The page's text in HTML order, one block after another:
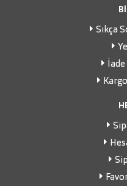
Sıkça
İade